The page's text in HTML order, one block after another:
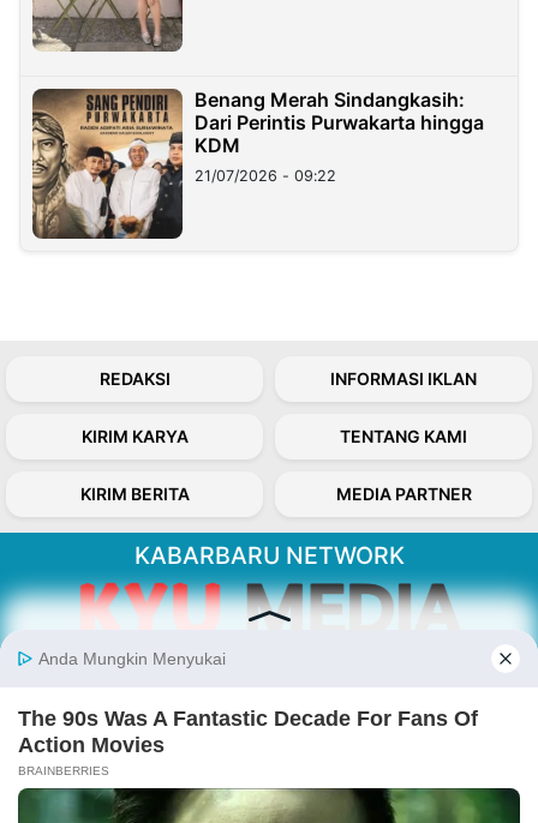
Benang Merah Sindangkasih:
Dari Perintis Purwakarta hingga
KDM
21/07/2026 - 09:22
REDAKSI INFORMASI IKLAN
KIRIM KARYA TENTANG KAMI
KIRIM BERITA MEDIA PARTNER
KABARBARU NETWORK
Kabarbaru.co menyajikan berita aktual dan